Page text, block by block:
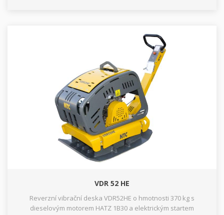
VDR 52 HE
Reverzní vibrační deska VDR52HE o hmotnosti 370 kg s
dieselovým motorem HATZ 1B30 a elektrickým startem